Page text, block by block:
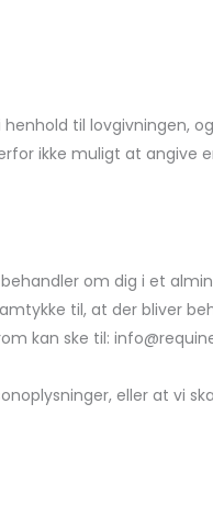
til
ikke muligt at
om dig i et
til, at der bliver
kan ske til:
eller at vi